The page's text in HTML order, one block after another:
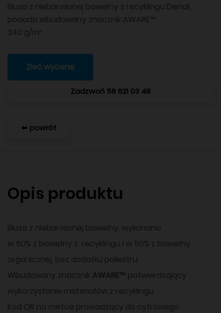
Bluza z niebarwionej bawełny z recyklingu Denali,
posiada wbudowany znacznik AWARE™
340 g/m²
Zleć wycenę
Zadzwoń 58 621 03 48
⬅ powrót
Opis produktu
Bluza z niebarwionej bawełny, wykonana
w 50% z bawełny z recyklingu i w 50% z bawełny
organicznej, bez dodatku poliestru.
Wbudowany znacznik AWARE™ potwierdzający
wykorzystanie materiałów z recyklingu
Kod QR na metce prowadzący do cyfrowego